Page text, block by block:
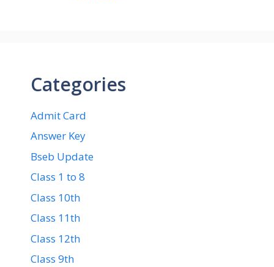
Categories
Admit Card
Answer Key
Bseb Update
Class 1 to 8
Class 10th
Class 11th
Class 12th
Class 9th